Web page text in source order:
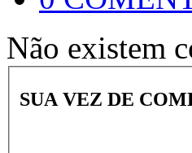
Não existem
SUA VEZ DE